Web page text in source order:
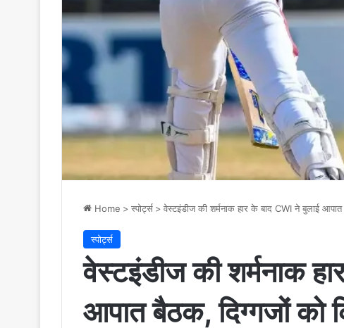
Home > स्पोर्ट्स > वेस्टइंडीज की शर्मनाक हार के बाद CWI ने बुलाई
स्पोर्ट्स
वेस्टइंडीज की शर्मनाक
आपात बैठक, दिग्गजों को